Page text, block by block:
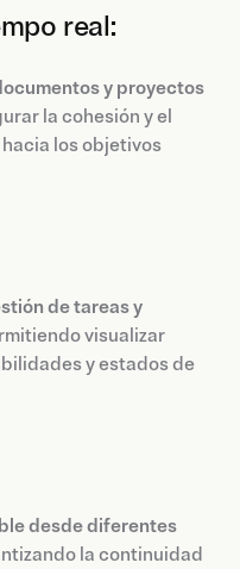
real:
y proyectos
la cohesión y el
los objetivos
de tareas y
visualizar
y estados de
desde diferentes
la continuidad